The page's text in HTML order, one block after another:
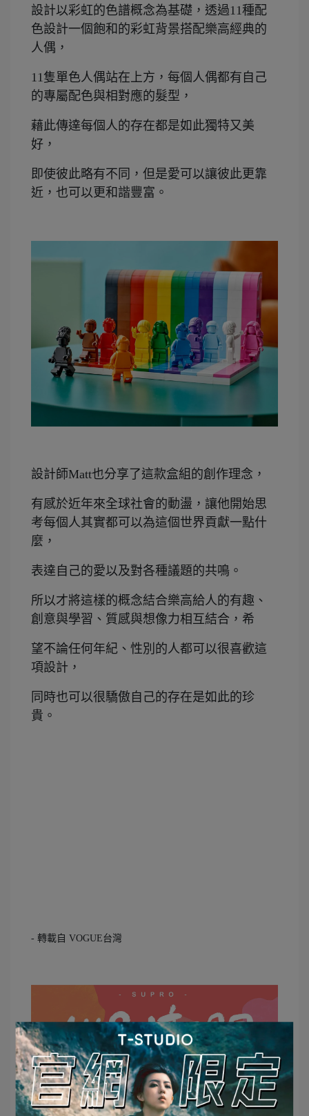
設計以彩虹的色譜概念為基礎，透過11種配
色設計一個飽和的彩虹背景搭配樂高經典的
人偶，
11隻單色人偶站在上方，每個人偶都有自己
的專屬配色與相對應的髮型，
藉此傳達每個人的存在都是如此獨特又美
好，
即使彼此略有不同，但是愛可以讓彼此更靠
近，也可以更和諧豐富。
設計師Matt也分享了這款盒組的創作理念，
有感於近年來全球社會的動盪，讓他開始思
考每個人其實都可以為這個世界貢獻一點什
麼，
表達自己的愛以及對各種議題的共鳴。
所以才將這樣的概念結合樂高給人的有趣、
創意與學習、質感與想像力相互結合，希
望不論任何年紀、性別的人都可以很喜歡這
項設計，
同時也可以很驕傲自己的存在是如此的珍
貴。
- 轉載自 VOGUE台灣